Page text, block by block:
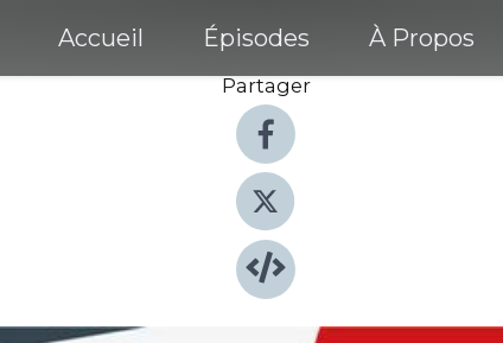
Accueil Épisodes À Propos
Partager